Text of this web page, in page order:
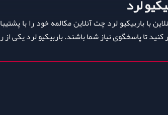
با باربیکیو لرد چت آنلاین مکالمه خود را با
کنید تا پاسخگوی نیاز شما باشند. باربیکیو لرد یکی